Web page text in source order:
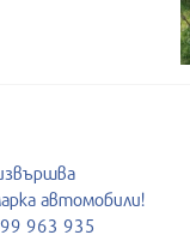
автомобили!
963 935